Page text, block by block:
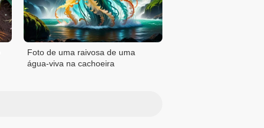
Foto de uma raivosa de uma
água-viva na cachoeira